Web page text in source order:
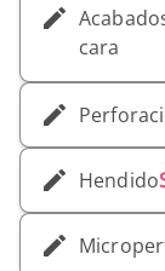
cara
Hendido